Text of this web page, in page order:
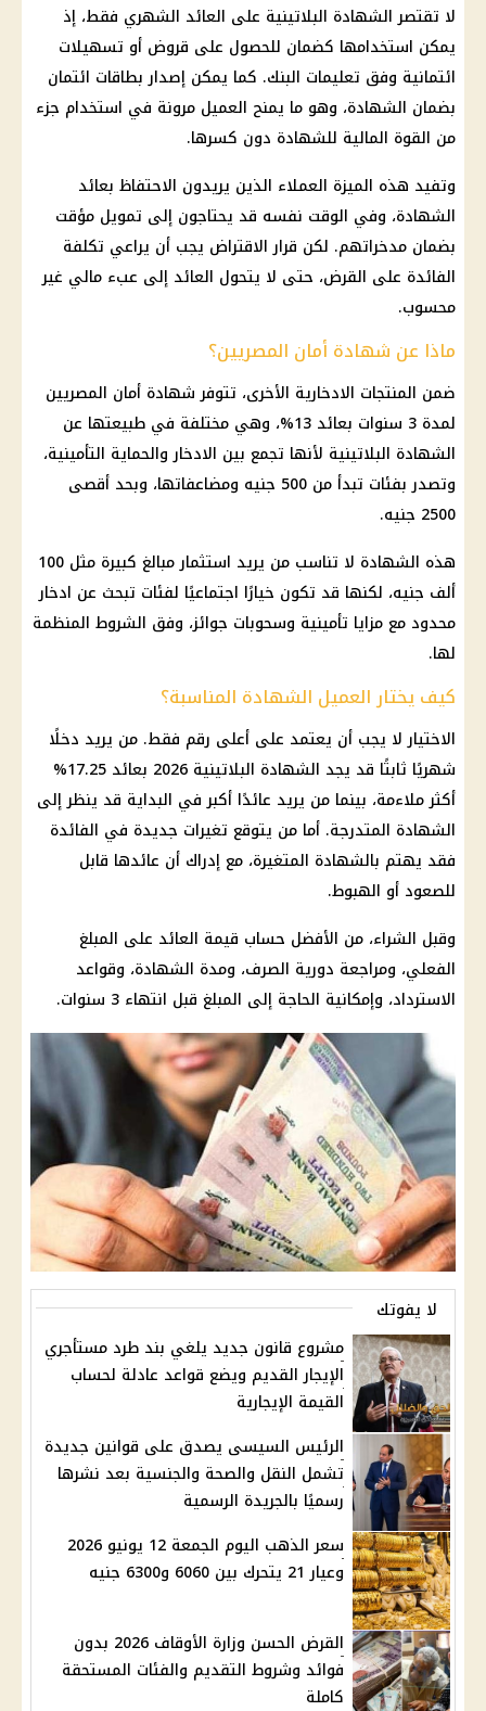
لا تقتصر الشهادة البلاتينية على العائد الشهري فقط، إذ
يمكن استخدامها كضمان للحصول على قروض أو تسهيلات
ائتمانية وفق تعليمات البنك. كما يمكن إصدار بطاقات ائتمان
بضمان الشهادة، وهو ما يمنح العميل مرونة في استخدام جزء
من القوة المالية للشهادة دون كسرها.
وتفيد هذه الميزة العملاء الذين يريدون الاحتفاظ بعائد
الشهادة، وفي الوقت نفسه قد يحتاجون إلى تمويل مؤقت
بضمان مدخراتهم. لكن قرار الاقتراض يجب أن يراعي تكلفة
الفائدة على القرض، حتى لا يتحول العائد إلى عبء مالي غير
محسوب.
ماذا عن شهادة أمان المصريين؟
ضمن المنتجات الادخارية الأخرى، تتوفر شهادة أمان المصريين
لمدة 3 سنوات بعائد 13%، وهي مختلفة في طبيعتها عن
الشهادة البلاتينية لأنها تجمع بين الادخار والحماية التأمينية،
وتصدر بفئات تبدأ من 500 جنيه ومضاعفاتها، وبحد أقصى
2500 جنيه.
هذه الشهادة لا تناسب من يريد استثمار
مبالغ كبيرة مثل 100
ألف جنيه، لكنها قد تكون خيارًا اجتماعيًا لفئات تبحث عن ادخار
محدود مع مزايا تأمينية وسحوبات جوائز، وفق الشروط المنظمة
لها.
كيف يختار العميل الشهادة المناسبة؟
الاختيار لا يجب أن يعتمد على أعلى رقم فقط. من يريد دخلًا
شهريًا ثابتًا قد يجد الشهادة البلاتينية 2026
بعائد 17.25%
أكثر ملاءمة، بينما من يريد عائدًا أكبر في البداية قد ينظر إلى
الشهادة المتدرجة. أما من يتوقع تغيرات جديدة في الفائدة
فقد يهتم بالشهادة المتغيرة، مع إدراك أن عائدها قابل
للصعود أو الهبوط.
وقبل الشراء، من الأفضل حساب قيمة العائد على المبلغ
الفعلي، ومراجعة دورية الصرف، ومدة الشهادة، وقواعد
الاسترداد، وإمكانية الحاجة إلى المبلغ قبل انتهاء 3 سنوات.
لا يفوتك
مشروع قانون جديد يلغي بند طرد مستأجري
الإيجار القديم ويضع قواعد عادلة لحساب
القيمة الإيجارية
الرئيس السيسى يصدق على قوانين جديدة
تشمل النقل والصحة والجنسية بعد نشرها
رسميًا بالجريدة الرسمية
سعر الذهب اليوم الجمعة 12 يونيو 2026
وعيار 21 يتحرك بين 6060 و6300 جنيه
القرض الحسن وزارة الأوقاف 2026 بدون
فوائد وشروط التقديم والفئات المستحقة
كاملة